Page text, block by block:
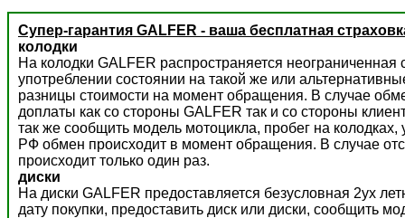
Супер-гарантия GALFER - ваша бесплатная
колодки
На колодки GALFER распространяется
употреблении состоянии на такой же или
разницы стоимости на момент обращения. В случае
доплаты как со стороны GALFER так и со стороны
так же сообщить модель мотоцикла, пробег на
РФ обмен происходит в момент обращения. В случае
происходит только один раз.
диски
На диски GALFER предоставляется безусловная 2ух
дату покупки, предоставить диск или диски, сообщить